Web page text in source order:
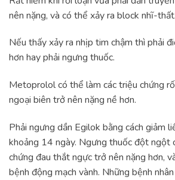
nên nặng, và có thể xảy ra block nhĩ-thất.
Nếu thấy xảy ra nhịp tim chậm thì phải
hơn hay phải ngưng thuốc.
Metoprolol có thể làm các triệu chứng
ngoại biên trở nên nặng nề hơn.
Phải ngưng dần Egilok bằng cách giảm
khoảng 14 ngày. Ngưng thuốc đột ngột
chứng đau thắt ngực trở nên nặng hơn,
bệnh động mạch vành. Những bệnh